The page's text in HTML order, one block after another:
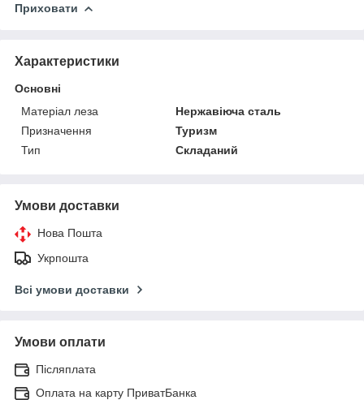
Приховати
Характеристики
Основні
Матеріал леза
Нержавіюча сталь
Призначення
Туризм
Тип
Складаний
Умови доставки
Нова Пошта
Укрпошта
Всі умови доставки
Умови оплати
Післяплата
Оплата на карту ПриватБанка